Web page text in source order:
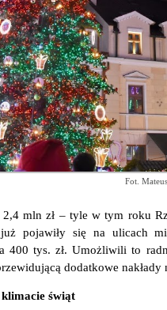
Fot.
mln zł – tyle w tym roku
pojawiły się na ulicach
400 tys. zł. Umożliwili to
dodatkowe nakłady
świąt